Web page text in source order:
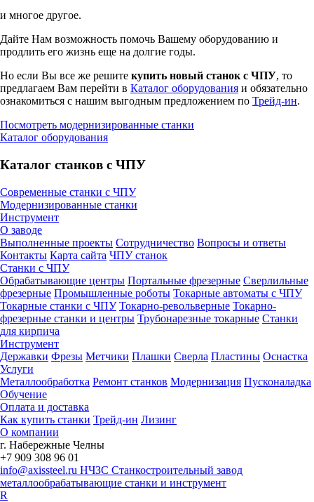
и многое другое.
Дайте Нам возможность помочь Вашему оборудованию и
продлить его жизнь еще на долгие годы.
Но если Вы все же решите купить новый станок с ЧПУ, то
предлагаем Вам перейти в Каталог оборудования и обязательно
ознакомиться с нашим выгодным предложением по Трейд-ин.
Посмотреть модернизированные станки
Каталог оборудования
Каталог станков с ЧПУ
Современные станки с ЧПУ
Модернизированные станки
Инструмент
О заводе
Выполненные проекты Сотрудничество Вопросы и ответы
Контакты Карта сайта ЧПУ станок
Станки с ЧПУ
Обрабатывающие центры Портальные фрезерные Сверлильные
фрезерные Промышленные роботы Токарные автоматы с ЧПУ
Токарные станки с ЧПУ Токарно-револьверные Токарно-
фрезерные станки и центры Трубонарезные токарные Станки
для кирпича
Инструмент
Державки Фрезы Метчики Плашки Сверла Пластины Оснастка
Услуги
Металлообработка Ремонт станков Модернизация Пусконаладка
Обучение
Оплата и доставка
Как купить станки Трейд-ин Лизинг
О компании
г. Набережные Челны
+7 909 308 96 01
info@axissteel.ru НЧЗС Станкостроительный завод
металлообрабатывающие станки и инструмент
R